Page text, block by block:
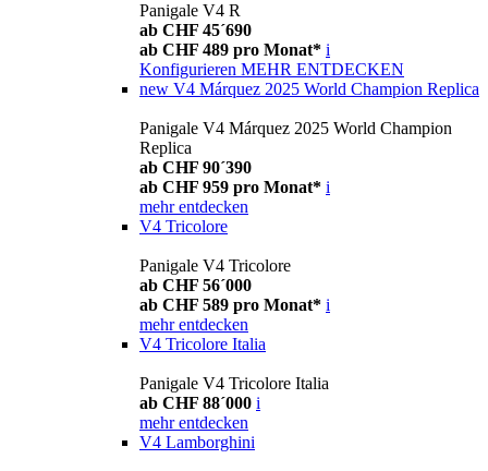
Panigale V4 R
ab CHF 45´690
ab CHF 489 pro Monat* i
Konfigurieren MEHR ENTDECKEN
new V4 Márquez 2025 World Champion Replica
Panigale V4 Márquez 2025 World Champion
Replica
ab CHF 90´390
ab CHF 959 pro Monat* i
mehr entdecken
V4 Tricolore
Panigale V4 Tricolore
ab CHF 56´000
ab CHF 589 pro Monat* i
mehr entdecken
V4 Tricolore Italia
Panigale V4 Tricolore Italia
ab CHF 88´000 i
mehr entdecken
V4 Lamborghini